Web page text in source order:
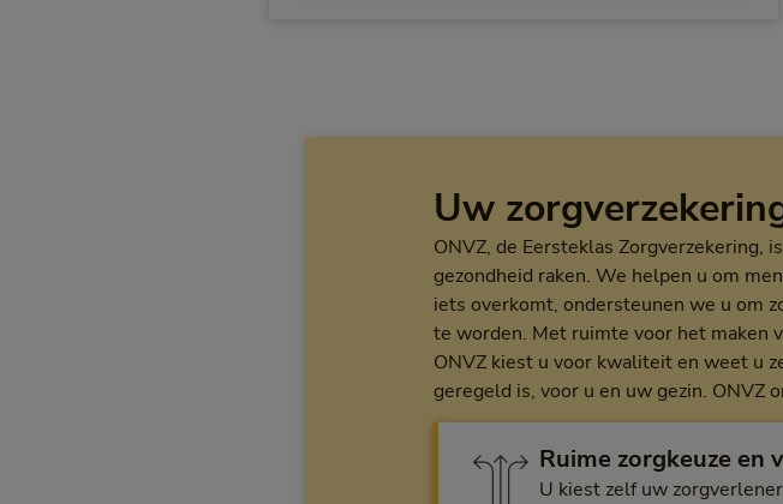
Uw
ONVZ, de Eersteklas Zorgverzekering,
gezondheid raken. We helpen u om
iets overkomt, ondersteunen we u om
te worden. Met ruimte voor het maken
ONVZ kiest u voor kwaliteit en weet u
geregeld is, voor u en uw gezin. ONVZ
Ruime zorgkeuze en
U kiest zelf uw